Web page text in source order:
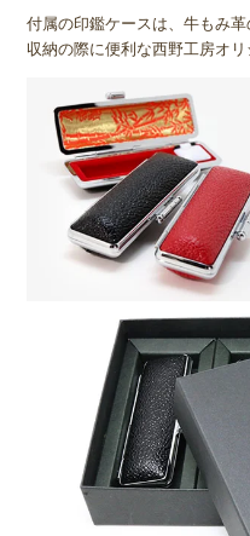
付属の印鑑ケースは、牛もみ
収納の際に便利な西野工房オ